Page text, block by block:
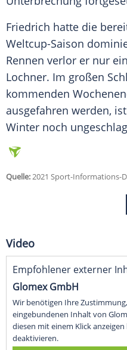
Friedrich hatte die
Weltcup-Saison
Rennen verlor er nur
Lochner. Im großen
kommenden
ausgefahren werden, ist
Winter noch
Quelle:2021 Sport-Informations-
Video
Empfohlener externer
Glomex GmbH
Wir benötigen Ihre
eingebundenen Inhalt von
diesen mit einem Klick
deaktivieren.